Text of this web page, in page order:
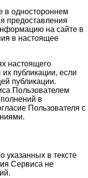
в одностороннем
предоставления
на сайте в
в настоящее
настоящего
публикации, если
публикации.
Пользователем
в
Пользователя с
указанных в тексте
Сервиса не